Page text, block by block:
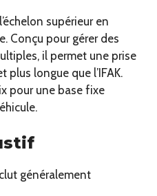
supérieur en
Conçu pour gérer des
il permet une prise
plus longue que l’IFAK.
pour une base fixe
généralement